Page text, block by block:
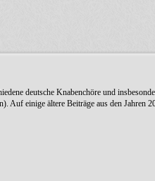
deutsche Knabenchöre und
Auf einige ältere Beiträge aus den Jahren